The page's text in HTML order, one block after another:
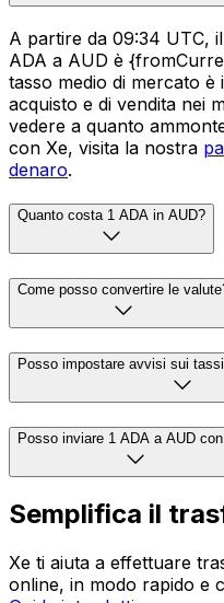
A partire da 09:34 UTC,
ADA a AUD è
tasso medio di mercato
acquisto e di vendita nei
vedere a quanto
con Xe, visita la nostra
denaro.
Quanto costa 1 ADA in AUD?
Come posso convertire le
Posso impostare avvisi sui
Posso inviare 1 ADA a AUD
Semplifica il
Xe ti aiuta a effettuare
online, in modo rapido e